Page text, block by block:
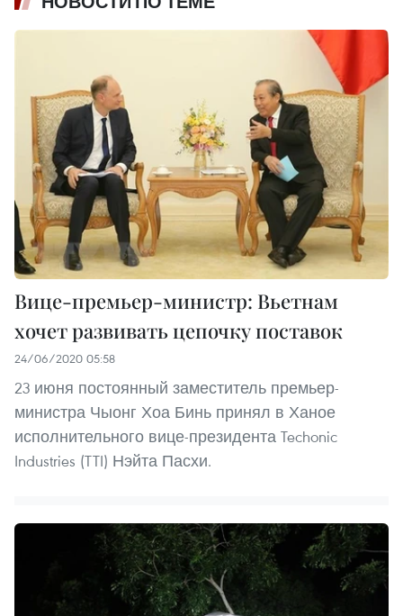
Вице-премьер-министр: Вьетнам
хочет развивать цепочку поставок
24/06/2020 05:58
23 июня постоянный заместитель премьер-
министра Чыонг Хоа Бинь принял в Ханое
исполнительного вице-президента Techonic
Industries (TTI) Нэйта Пасхи.